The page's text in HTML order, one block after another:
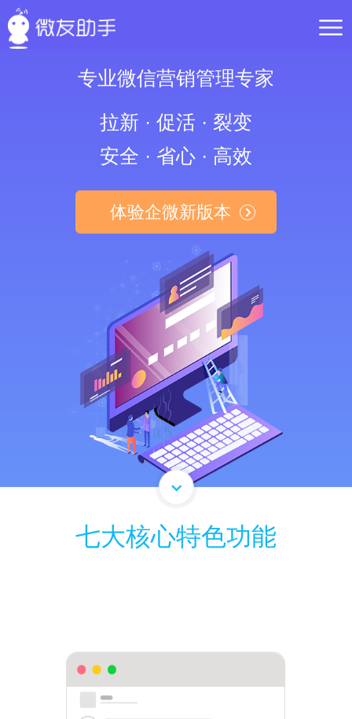
专业微信营销管理专家
拉新 · 促活 · 裂变
安全 · 省心 · 高效
体验企微新版本
七大核心特色功能